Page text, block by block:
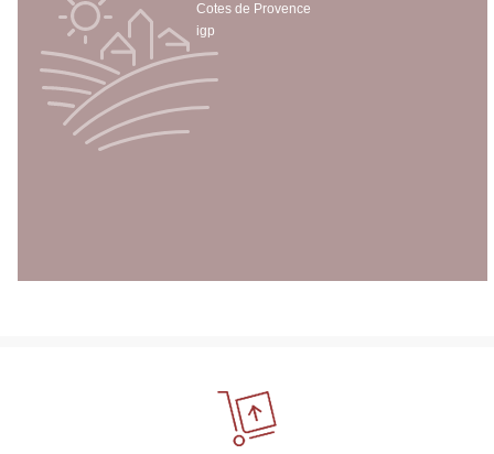
Cotes de Provence
igp